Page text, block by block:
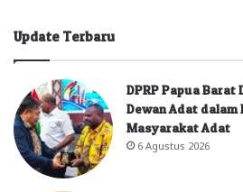
Update Terbaru
DPRP Papua
Dewan Adat dalam
Masyarakat Adat
6 Agustus 2026